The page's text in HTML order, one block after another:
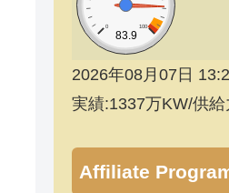
0 100
83.9
2026年08月07日
実績:1337万KW/供
Affiliate